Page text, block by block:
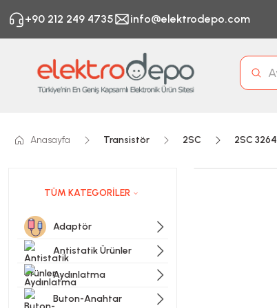
+90 212 249 4735 info@elektrodepo.com
Anasayfa Transistör 2SC 2SC 3264
TÜM KATEGORİLER
Adaptör
Antistatik Ürünler
Aydınlatma
Buton-Anahtar